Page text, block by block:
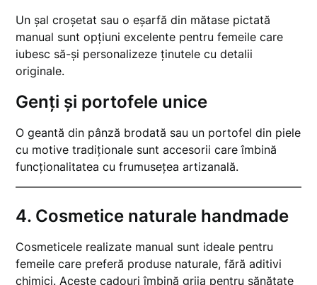
Un șal croșetat sau o eșarfă din mătase pictată
manual sunt opțiuni excelente pentru femeile care
iubesc să-și personalizeze ținutele cu detalii
originale.
Genți și portofele unice
O geantă din pânză brodată sau un portofel din piele
cu motive tradiționale sunt accesorii care îmbină
funcționalitatea cu frumusețea artizanală.
4. Cosmetice naturale handmade
Cosmeticele realizate manual sunt ideale pentru
femeile care preferă produse naturale, fără aditivi
chimici. Aceste cadouri îmbină grija pentru sănătate